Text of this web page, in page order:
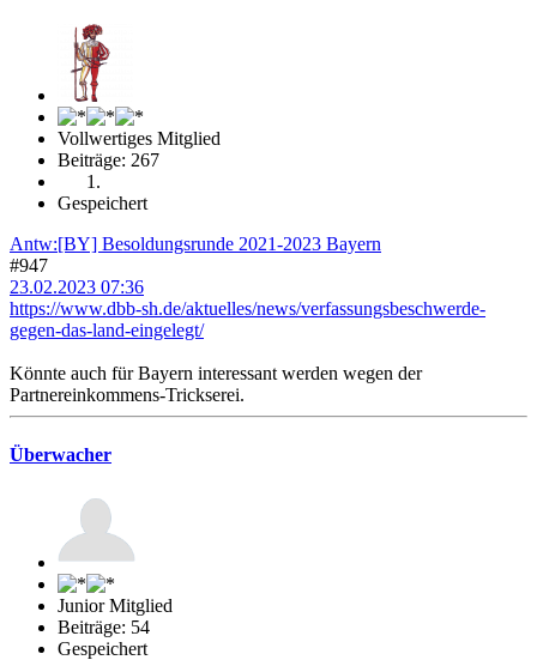
Vollwertiges Mitglied
Beiträge: 267
Gespeichert
Antw:[BY] Besoldungsrunde 2021-2023 Bayern
#947
23.02.2023 07:36
https://www.dbb-sh.de/aktuelles/news/verfassungsbeschwerde-
gegen-das-land-eingelegt/
Könnte auch für Bayern interessant werden wegen der
Partnereinkommens-Trickserei.
Überwacher
Junior Mitglied
Beiträge: 54
Gespeichert